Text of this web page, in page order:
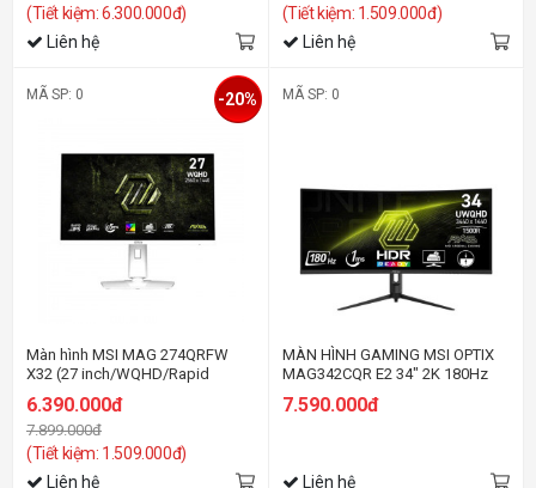
(Tiết kiệm: 6.300.000đ)
Liên hệ
(Tiết kiệm: 1.509.000đ)
Liên hệ
MÃ SP: 0
Màn hình MSI MAG 274QRFW
X32 (27 inch/WQHD/Rapid
6.390.000đ
7.899.000đ
(Tiết kiệm: 1.509.000đ)
-20%
Liên hệ
MÃ SP: 0
MÀN HÌNH GAMING MSI OPTIX
MAG342CQR E2 34" 2K 180Hz
7.590.000đ
Liên hệ